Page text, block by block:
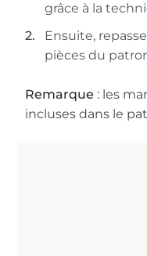
grâce à la
Ensuite,
pièces du
Remarque : les
incluses dans le